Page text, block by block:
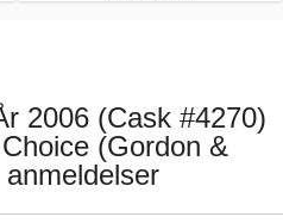
2006 (Cask #4270)
(Gordon &